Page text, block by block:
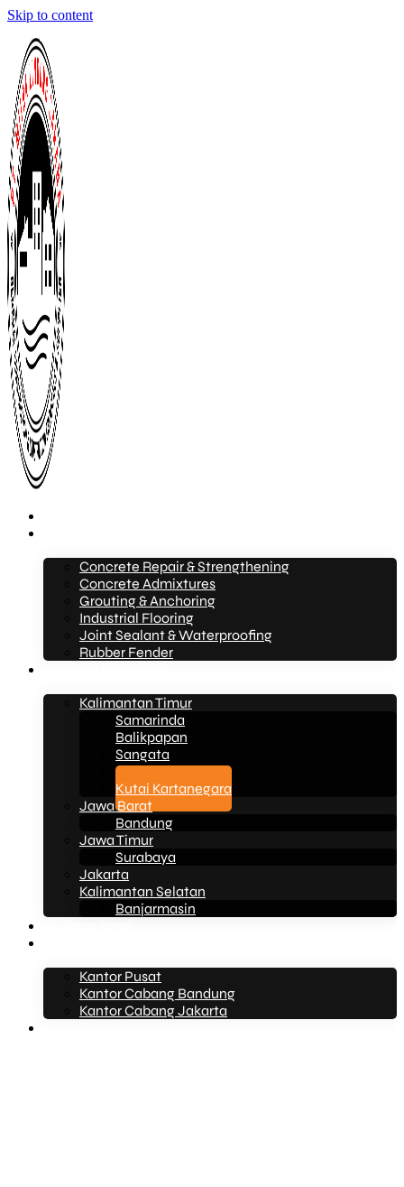
Skip to content
Concrete Repair & Strengthening
Concrete Admixtures
Grouting & Anchoring
Industrial Flooring
Joint Sealant & Waterproofing
Rubber Fender
Kalimantan Timur
Samarinda
Balikpapan
Sangata
Bontang
Kutai Kartanegara
Jawa Barat
Bandung
Jawa Timur
Surabaya
Jakarta
Kalimantan Selatan
Banjarmasin
Kantor Pusat
Kantor Cabang Bandung
Kantor Cabang Jakarta